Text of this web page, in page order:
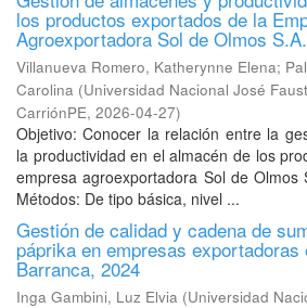
los productos exportados de la
Agroexportadora Sol de Olmos
Villanueva Romero, Katherynne Elena;
Carolina (Universidad Nacional José
CarriónPE, 2026-04-27)
Objetivo: Conocer la relación entre la
la productividad en el almacén de los
empresa agroexportadora Sol de Olmos
Métodos: De tipo básica, nivel ...
Gestión de calidad y cadena de
páprika en empresas
Barranca, 2024
Inga Gambini, Luz Elvia (Universidad